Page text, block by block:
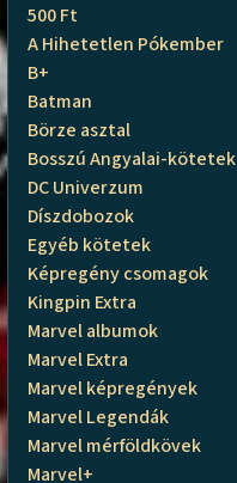
500 Ft
A Hihetetlen Pókember
B+
Batman
Börze asztal
Bosszú Angyalai-kötetek
DC Univerzum
Díszdobozok
Egyéb kötetek
Képregény csomagok
Kingpin Extra
Marvel albumok
Marvel Extra
Marvel képregények
Marvel Legendák
Marvel mérföldkövek
Marvel+